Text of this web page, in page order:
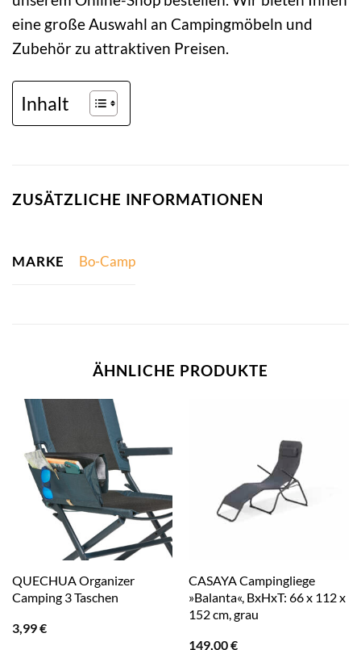
eine große Auswahl an Campingmöbeln und
Zubehör zu attraktiven Preisen.
Inhalt
ZUSÄTZLICHE INFORMATIONEN
MARKE Bo-Camp
ÄHNLICHE PRODUKTE
QUECHUA Organizer
Camping 3 Taschen
3,99€
CASAYA Campingliege
»Balanta«, BxHxT: 66 x 112 x
152 cm, grau
149,00€